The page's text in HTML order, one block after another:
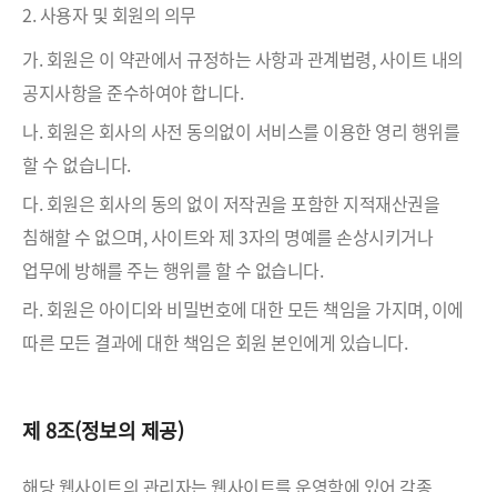
2. 사용자 및 회원의 의무
가. 회원은 이 약관에서 규정하는 사항과 관계법령, 사이트 내의
공지사항을 준수하여야 합니다.
나. 회원은 회사의 사전 동의없이 서비스를 이용한 영리 행위를
할 수 없습니다.
다. 회원은 회사의 동의 없이 저작권을 포함한 지적재산권을
침해할 수 없으며, 사이트와 제 3자의 명예를 손상시키거나
업무에 방해를 주는 행위를 할 수 없습니다.
라. 회원은 아이디와 비밀번호에 대한 모든 책임을 가지며, 이에
따른 모든 결과에 대한 책임은 회원 본인에게 있습니다.
제 8조(정보의 제공)
해당 웹사이트의 관리자는 웹사이트를 운영함에 있어 각종